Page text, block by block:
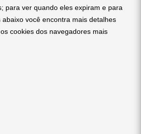
para ver quando eles expiram e para
você encontra mais detalhes
cookies dos navegadores mais